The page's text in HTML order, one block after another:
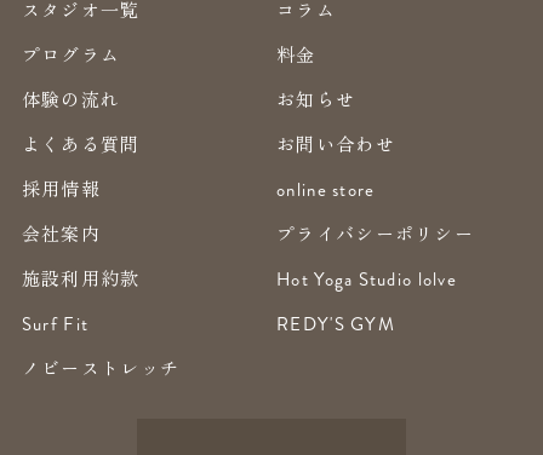
スタジオ一覧
コラム
プログラム
料金
体験の流れ
お知らせ
よくある質問
お問い合わせ
採用情報
online store
会社案内
プライバシーポリシー
施設利用約款
Hot Yoga Studio lolve
Surf Fit
REDY'S GYM
ノビーストレッチ